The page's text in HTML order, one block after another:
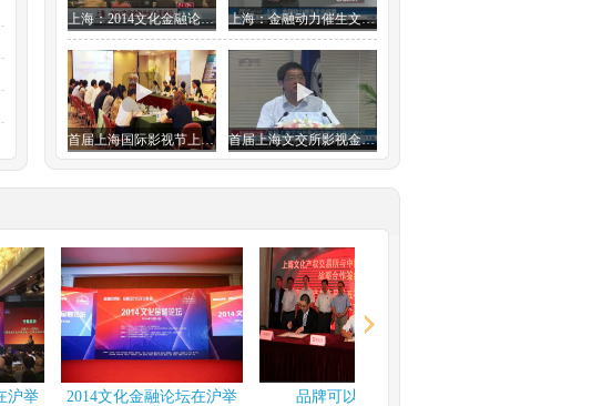
上海：2014文化金融论坛今天举行 上海：金融动力催生文化能量
首届上海国际影视节上海文交所影视金融论坛 首届上海文交所影视金融论坛在沪举行
2014文化金融论坛在沪举
品牌可以换钱了